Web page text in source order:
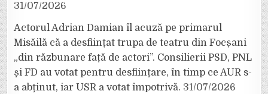
31/07/2026
Actorul Adrian Damian îl acuză pe primarul
Misăilă că a desființat trupa de teatru din Focșani
„din răzbunare față de actori”. Consilierii PSD, PNL
și FD au votat pentru desființare, în timp ce AUR s-
a abținut, iar USR a votat împotrivă. 31/07/2026